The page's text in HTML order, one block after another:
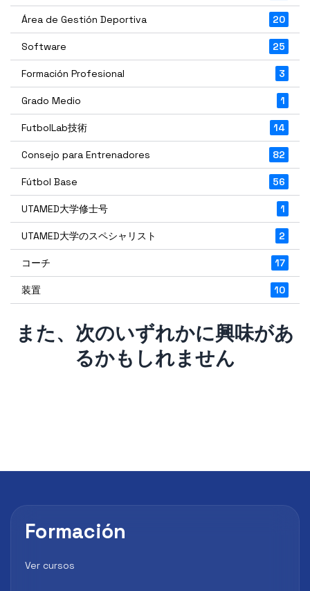
Área de Gestión Deportiva 20
Software 25
Formación Profesional 3
Grado Medio 1
FutbolLab技術 14
Consejo para Entrenadores 82
Fútbol Base 56
UTAMED大学修士号 1
UTAMED大学のスペシャリスト 2
コーチ 17
装置 10
また、次のいずれかに興味があ
るかもしれません
Formación
Ver cursos